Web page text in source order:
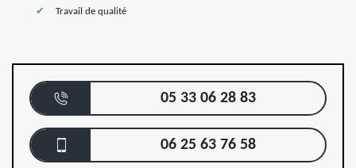
Travail de qualité
05 33 06 28 83
06 25 63 76 58